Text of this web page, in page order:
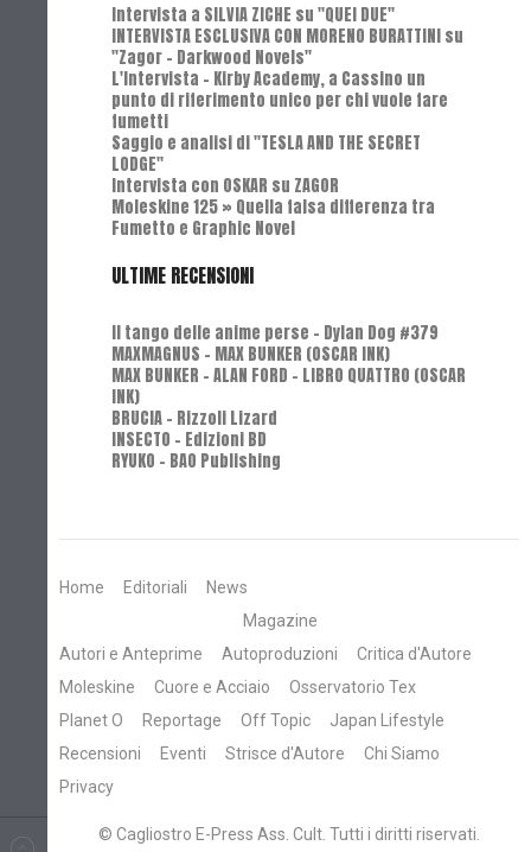
Intervista a SILVIA ZICHE su "QUEI DUE"
INTERVISTA ESCLUSIVA CON MORENO BURATTINI su
"Zagor - Darkwood Novels"
L'Intervista - Kirby Academy, a Cassino un
punto di riferimento unico per chi vuole fare
fumetti
Saggio e analisi di "TESLA AND THE SECRET
LODGE"
Intervista con OSKAR su ZAGOR
Moleskine 125 » Quella falsa differenza tra
Fumetto e Graphic Novel
ULTIME RECENSIONI
Il tango delle anime perse - Dylan Dog #379
MAXMAGNUS – MAX BUNKER (OSCAR INK)
MAX BUNKER – ALAN FORD – LIBRO QUATTRO (OSCAR
INK)
BRUCIA - Rizzoli Lizard
INSECTO - Edizioni BD
RYUKO - BAO Publishing
Home Editoriali
News
Magazine
Autori e Anteprime
Autoproduzioni
Critica d'Autore
Moleskine
Cuore e Acciaio
Osservatorio Tex
Planet O
Reportage Off Topic
Japan Lifestyle
Recensioni
Eventi Strisce d'Autore
Chi Siamo
Privacy
© Cagliostro E-Press Ass. Cult. Tutti i diritti riservati.